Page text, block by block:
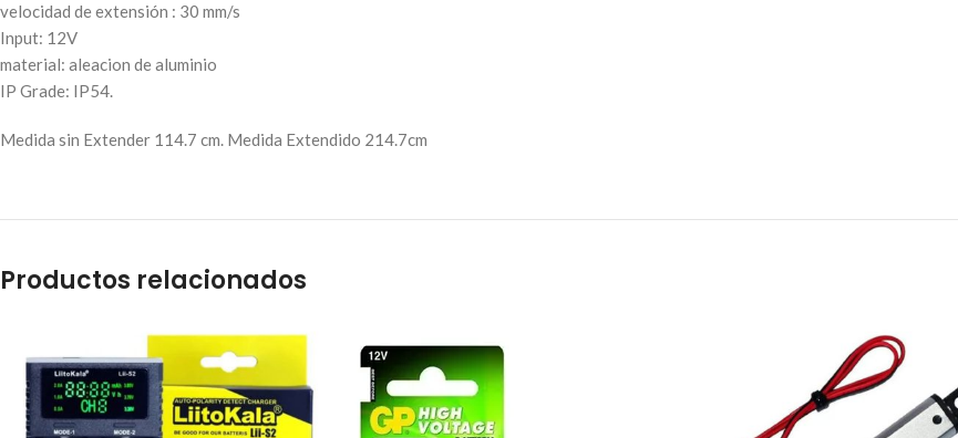
velocidad de extensión : 30 mm/s
Input: 12V
material: aleacion de aluminio
IP Grade: IP54.
Medida sin Extender 114.7 cm. Medida Extendido 214.7cm
Productos relacionados